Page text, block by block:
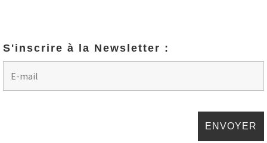
S'inscrire à la Newsletter :